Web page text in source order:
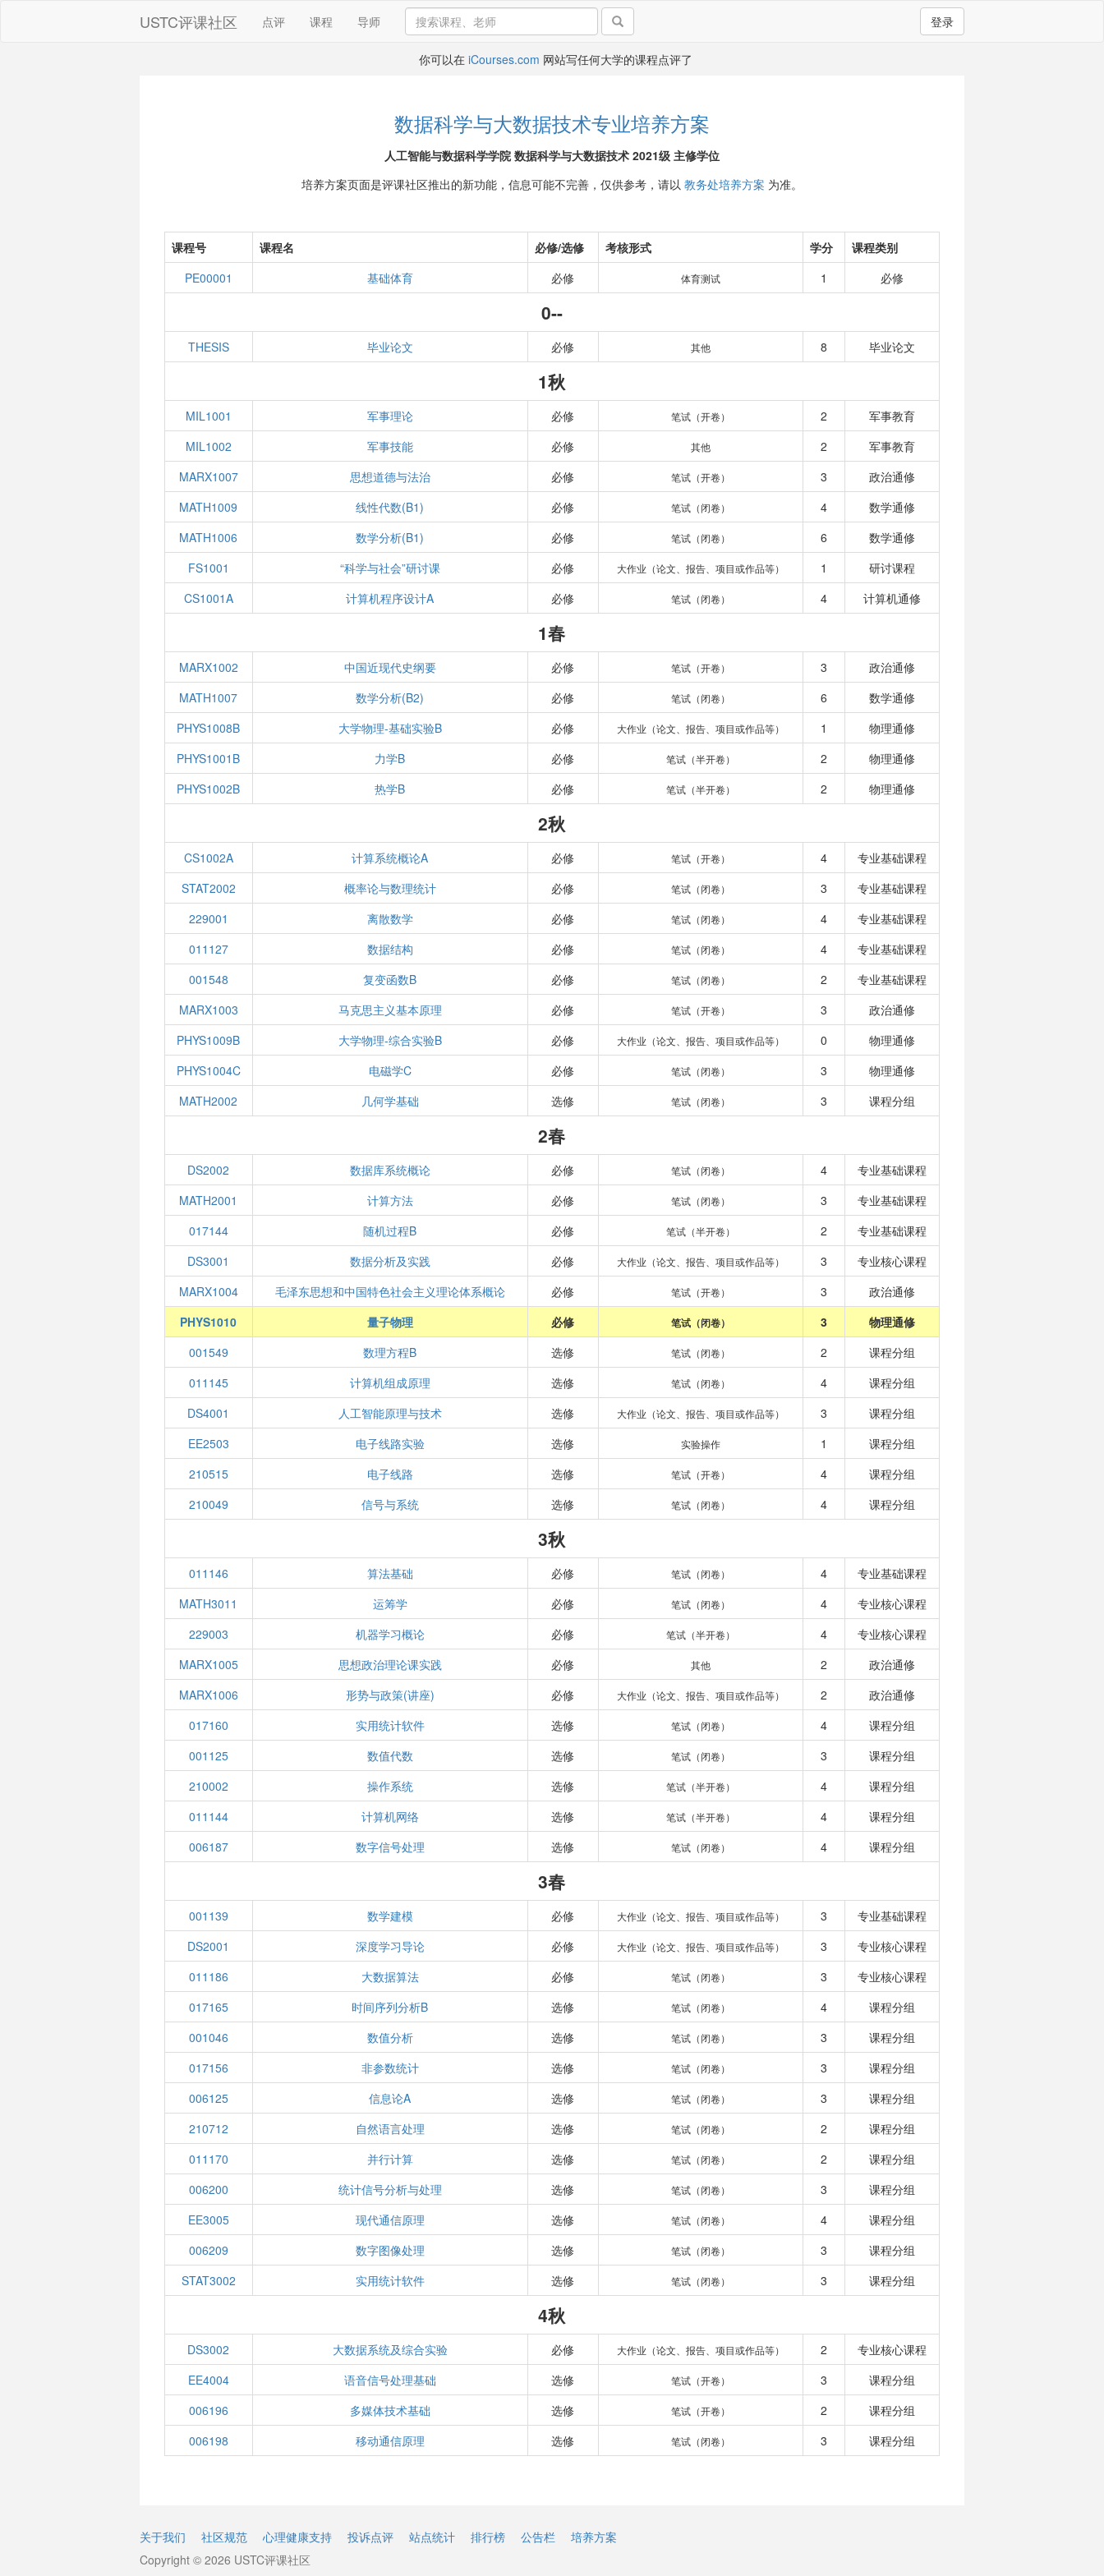
USTC评课社区 点评 课程 导师 登录
你可以在 iCourses.com 网站写任何大学的课程点评了
数据科学与大数据技术专业培养方案
人工智能与数据科学学院 数据科学与大数据技术 2021级 主修学位
培养方案页面是评课社区推出的新功能，信息可能不完善，仅供参考，请以 教务处培养方案 为准。
课程号 课程名 必修/选修 考核形式 学分
课程类别
PE00001
基础体育 必修 体育测试 1 必修
0--
THESIS 毕业论文 必修 其他 8 毕业论文
1秋
MIL1001 军事理论 必修 笔试（开卷） 2
军事教育
MIL1002
军事技能 必修 其他 2
军事教育
MARX1007
思想道德与法治 必修 笔试（开卷） 3
政治通修
MATH1009
线性代数(B1) 必修 笔试（闭卷） 4
数学通修
MATH1006
数学分析(B1) 必修 笔试（闭卷） 6
数学通修
FS1001
“科学与社会”研讨课 必修 大作业（论文、报告、项目或作品等） 1
研讨课程
CS1001A
计算机程序设计A 必修 笔试（闭卷） 4 计算机通修
1春
MARX1002 中国近现代史纲要 必修 笔试（开卷） 3
政治通修
MATH1007
数学分析(B2) 必修 笔试（闭卷） 6
数学通修
PHYS1008B
大学物理-基础实验B 必修 大作业（论文、报告、项目或作品等） 1
物理通修
PHYS1001B
力学B 必修 笔试（半开卷） 2
物理通修
PHYS1002B
热学B 必修 笔试（半开卷） 2 物理通修
2秋
CS1002A 计算系统概论A 必修 笔试（开卷） 4
专业基础课程
STAT2002
概率论与数理统计 必修 笔试（闭卷） 3
专业基础课程
229001
离散数学 必修 笔试（闭卷） 4
专业基础课程
011127
数据结构 必修 笔试（闭卷） 4
专业基础课程
001548
复变函数B 必修 笔试（闭卷） 2
专业基础课程
MARX1003
马克思主义基本原理 必修 笔试（开卷） 3
政治通修
PHYS1009B
大学物理-综合实验B 必修 大作业（论文、报告、项目或作品等） 0
物理通修
PHYS1004C
电磁学C 必修 笔试（闭卷） 3
物理通修
MATH2002
几何学基础 选修 笔试（闭卷） 3 课程分组
2春
DS2002 数据库系统概论 必修 笔试（闭卷） 4
专业基础课程
MATH2001
计算方法 必修 笔试（闭卷） 3
专业基础课程
017144
随机过程B 必修 笔试（半开卷） 2
专业基础课程
DS3001
数据分析及实践 必修 大作业（论文、报告、项目或作品等） 3
专业核心课程
MARX1004
毛泽东思想和中国特色社会主义理论体系概论 必修 笔试（开卷） 3
政治通修
PHYS1010
量子物理 必修 笔试（闭卷） 3
物理通修
001549
数理方程B 选修 笔试（闭卷） 2
课程分组
011145
计算机组成原理 选修 笔试（闭卷） 4
课程分组
DS4001
人工智能原理与技术 选修 大作业（论文、报告、项目或作品等） 3
课程分组
EE2503
电子线路实验 选修 实验操作 1
课程分组
210515
电子线路 选修 笔试（开卷） 4
课程分组
210049
信号与系统 选修 笔试（闭卷） 4 课程分组
3秋
011146 算法基础 必修 笔试（闭卷） 4
专业基础课程
MATH3011
运筹学 必修 笔试（闭卷） 4
专业核心课程
229003
机器学习概论 必修 笔试（半开卷） 4
专业核心课程
MARX1005
思想政治理论课实践 必修 其他 2
政治通修
MARX1006
形势与政策(讲座) 必修 大作业（论文、报告、项目或作品等） 2
政治通修
017160
实用统计软件 选修 笔试（闭卷） 4
课程分组
001125
数值代数 选修 笔试（闭卷） 3
课程分组
210002
操作系统 选修 笔试（半开卷） 4
课程分组
011144
计算机网络 选修 笔试（半开卷） 4
课程分组
006187
数字信号处理 选修 笔试（闭卷） 4 课程分组
3春
001139 数学建模 必修 大作业（论文、报告、项目或作品等） 3
专业基础课程
DS2001
深度学习导论 必修 大作业（论文、报告、项目或作品等） 3
专业核心课程
011186
大数据算法 必修 笔试（闭卷） 3
专业核心课程
017165
时间序列分析B 选修 笔试（闭卷） 4
课程分组
001046
数值分析 选修 笔试（闭卷） 3
课程分组
017156
非参数统计 选修 笔试（闭卷） 3
课程分组
006125
信息论A 选修 笔试（闭卷） 3
课程分组
210712
自然语言处理 选修 笔试（闭卷） 2
课程分组
011170
并行计算 选修 笔试（闭卷） 2
课程分组
006200
统计信号分析与处理 选修 笔试（闭卷） 3
课程分组
EE3005
现代通信原理 选修 笔试（闭卷） 4
课程分组
006209
数字图像处理 选修 笔试（闭卷） 3
课程分组
STAT3002
实用统计软件 选修 笔试（闭卷） 3 课程分组
4秋
DS3002 大数据系统及综合实验 必修 大作业（论文、报告、项目或作品等） 2
专业核心课程
EE4004
语音信号处理基础 选修 笔试（开卷） 3
课程分组
006196
多媒体技术基础 选修 笔试（开卷） 2
课程分组
006198
移动通信原理 选修 笔试（闭卷） 3 课程分组
关于我们 社区规范 心理健康支持 投诉点评 站点统计 排行榜 公告栏
培养方案
Copyright © 2026 USTC评课社区